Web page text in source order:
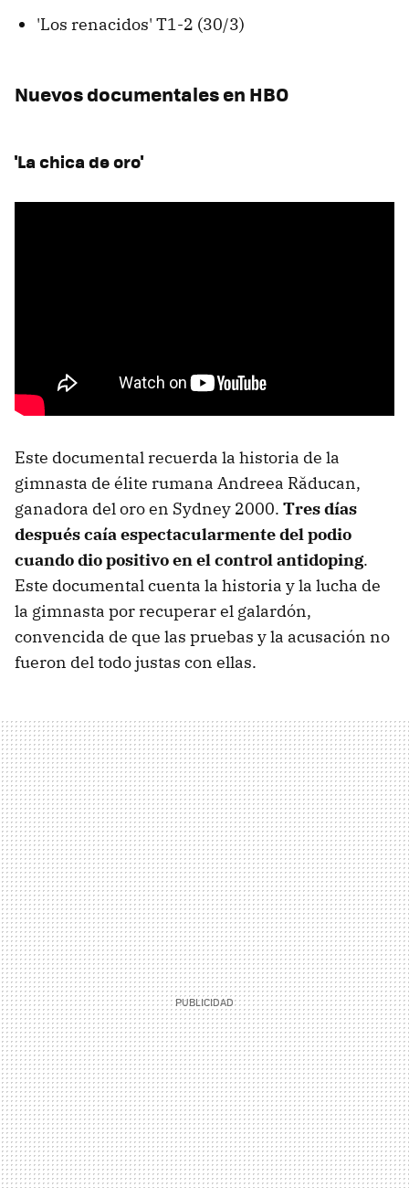
'Los renacidos' T1-2 (30/3)
Nuevos documentales en HBO
'La chica de oro'
Este documental recuerda la historia de la
gimnasta de élite rumana Andreea Răducan,
ganadora del oro en Sydney 2000. Tres días
después caía espectacularmente del podio
cuando dio positivo en el control antidoping.
Este documental cuenta la historia y la lucha de
la gimnasta por recuperar el galardón,
convencida de que las pruebas y la acusación no
fueron del todo justas con ellas.